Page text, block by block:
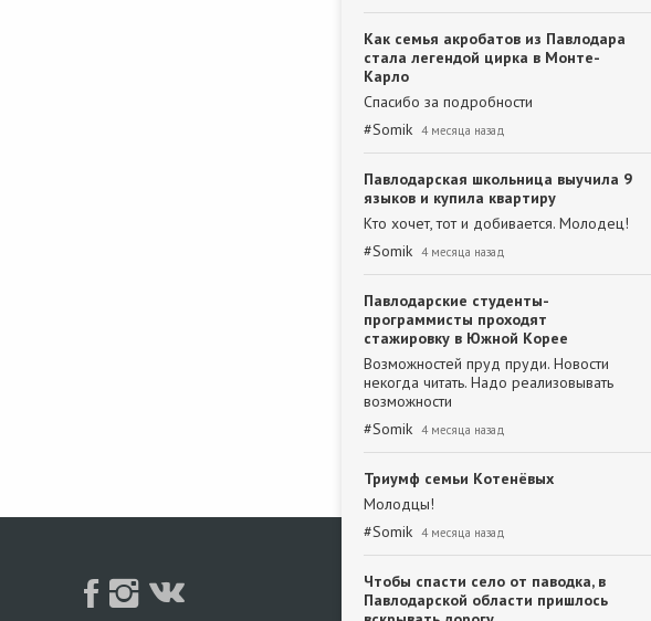
Как семья акробатов из Павлодара
стала легендой цирка в Монте-
Карло
Спасибо за подробности
#Somik 4 месяца назад
Павлодарская школьница выучила 9
языков и купила квартиру
Кто хочет, тот и добивается. Молодец!
#Somik 4 месяца назад
Павлодарские студенты-
программисты проходят
стажировку в Южной Корее
Возможностей пруд пруди. Новости
некогда читать. Надо реализовывать
возможности
#Somik 4 месяца назад
Триумф семьи Котенёвых
Молодцы!
#Somik 4 месяца назад
Чтобы спасти село от паводка, в
Павлодарской области пришлось